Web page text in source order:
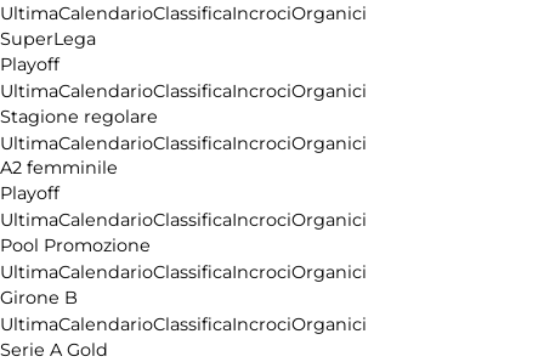
UltimaCalendarioClassificaIncrociOrganici
SuperLega
Playoff
UltimaCalendarioClassificaIncrociOrganici
Stagione regolare
UltimaCalendarioClassificaIncrociOrganici
A2 femminile
Playoff
UltimaCalendarioClassificaIncrociOrganici
Pool Promozione
UltimaCalendarioClassificaIncrociOrganici
Girone B
UltimaCalendarioClassificaIncrociOrganici
Serie A Gold